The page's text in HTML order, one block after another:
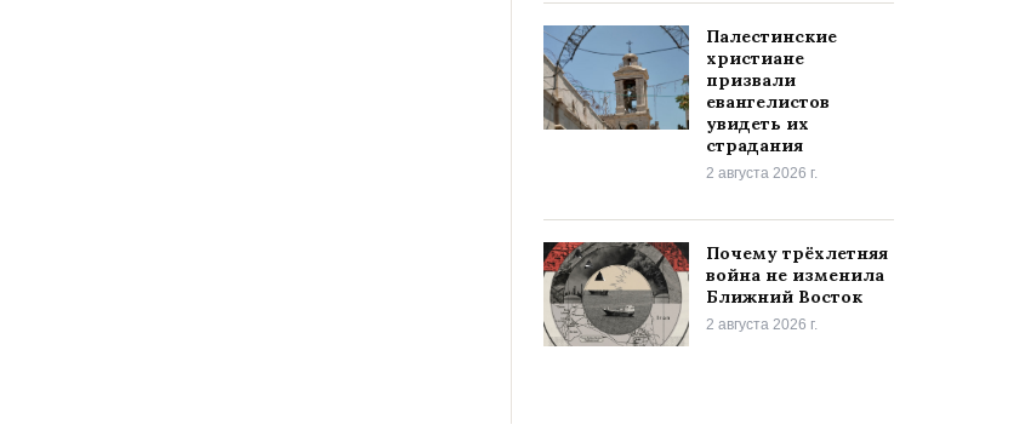
Палестинские
христиане
призвали
евангелистов
увидеть их
страдания
2 августа 2026 г.
Почему трёхлетняя
война не изменила
Ближний Восток
2 августа 2026 г.